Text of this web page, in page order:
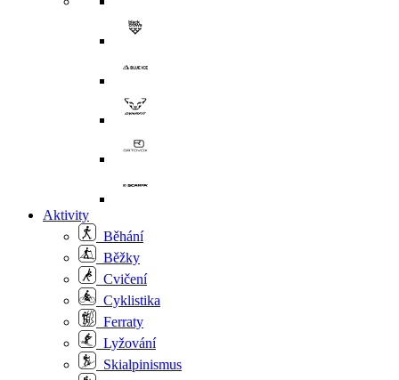
Aktivity
Běhání
Běžky
Cvičení
Cyklistika
Ferraty
Lyžování
Skialpinismus